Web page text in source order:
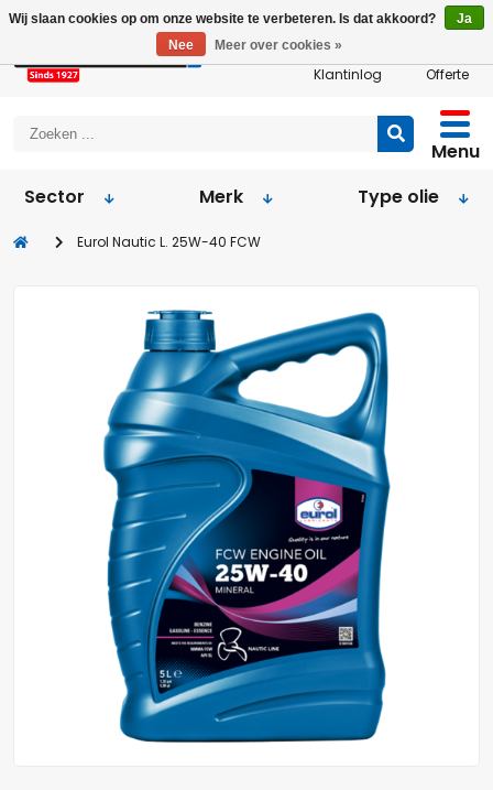
Klantinlog Offerte
Menu
Sector
Merk Type olie
Eurol Nautic L. 25W-40 FCW
Wij slaan cookies op om onze website te verbeteren. Is dat akkoord?
Ja
Nee
Meer over cookies »